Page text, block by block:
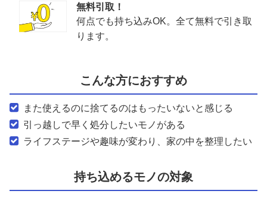
無料引取！
何点でも持ち込みOK。全て無料で引き取
ります。
こんな方におすすめ
また使えるのに捨てるのはもったいないと感じる
引っ越しで早く処分したいモノがある
ライフステージや趣味が変わり、家の中を整理したい
持ち込めるモノの対象